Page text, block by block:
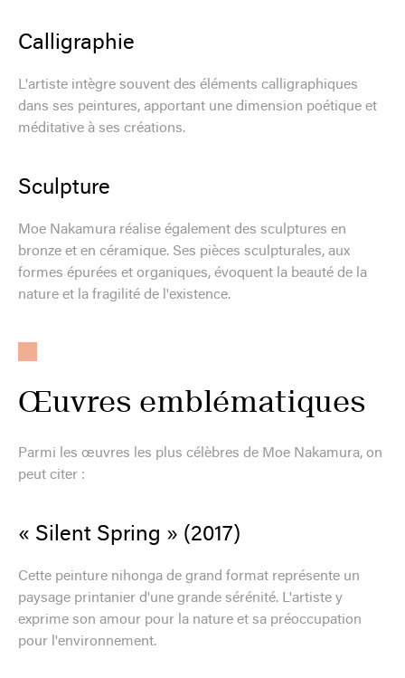
Calligraphie
L'artiste intègre souvent des éléments calligraphiques
dans ses peintures, apportant une dimension poétique et
méditative à ses créations.
Sculpture
Moe Nakamura réalise également des sculptures en
bronze et en céramique. Ses pièces sculpturales, aux
formes épurées et organiques, évoquent la beauté de la
nature et la fragilité de l'existence.
Œuvres emblématiques
Parmi les œuvres les plus célèbres de Moe Nakamura, on
peut citer :
« Silent Spring » (2017)
Cette peinture nihonga de grand format représente un
paysage printanier d'une grande sérénité. L'artiste y
exprime son amour pour la nature et sa préoccupation
pour l'environnement.